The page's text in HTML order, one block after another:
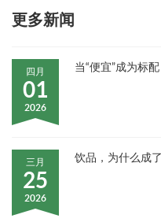
更多新闻
四月
01
2026
当“便宜”成为标
三月
25
2026
饮品，为什么成